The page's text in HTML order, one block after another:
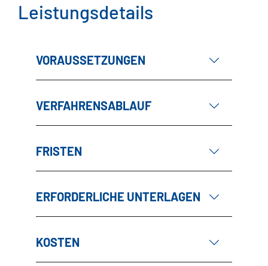
Leistungsdetails
VORAUSSETZUNGEN
VERFAHRENSABLAUF
FRISTEN
ERFORDERLICHE UNTERLAGEN
KOSTEN